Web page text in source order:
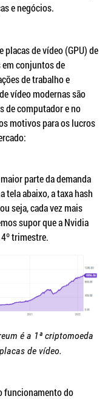
e negócios.
de vídeo (GPU) de
em conjuntos de
de trabalho e
vídeo modernas são
de computador e no
motivos para os lucros
parte da demanda
tela abaixo, a taxa hash
seja, cada vez mais
supor que a Nvidia
trimestre.
é a 1ª criptomoeda
de vídeo.
funcionamento do